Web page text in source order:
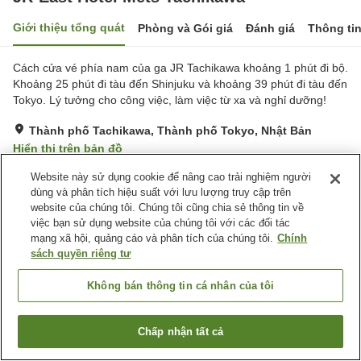
Giới thiệu tổng quát Phòng và Gói giá Đánh giá Thông
Cách cửa vé phía nam của ga JR Tachikawa khoảng 1 phút đi bộ.
Khoảng 25 phút đi tàu đến Shinjuku và khoảng 39 phút đi tàu đến
Tokyo. Lý tưởng cho công việc, làm việc từ xa và nghỉ dưỡng!
Thành phố Tachikawa, Thành phố Tokyo, Nhật Bản
Hiển thị trên bản đồ
Tuyệt vời Đánh giá:469lượt
Tiện nghi chỗ nghỉ
Spa / Salon
Máy bán hàng tự động
Giặt ủi có phí
Trang chủ Nhật Bản Thành phố Tokyo
Thành phố Tachikawa
JR-East Hotel Mets Tachikawa
Tìm phòng trống
Website này sử dụng cookie để nâng cao trải nghiệm người
dùng và phân tích hiệu suất với lưu lượng truy cập trên
website của chúng tôi. Chúng tôi cũng chia sẻ thông tin về
việc bạn sử dụng website của chúng tôi với các đối tác
mạng xã hội, quảng cáo và phân tích của chúng tôi. Chính
sách quyền riêng tư
Không bán thông tin cá nhân của tôi
Chấp nhận tất cả